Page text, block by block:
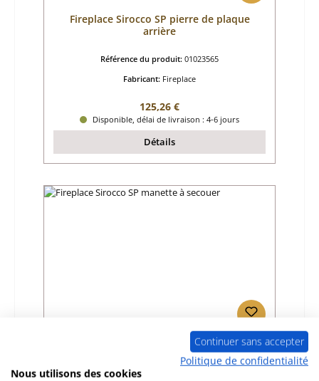
Fireplace Sirocco SP pierre de plaque
arrière
Référence du produit: 01023565
Fabricant: Fireplace
Prix régulier :
125,26 €
Disponible, délai de livraison : 4-6 jours
Détails
Fireplace Sirocco SP manette à secouer
Continuer sans accepter
Politique de confidentialité
Nous utilisons des cookies